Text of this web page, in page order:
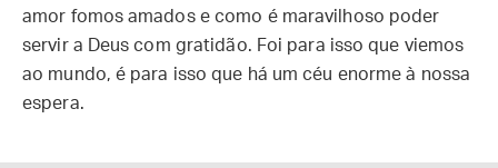
amor fomos amados e como é maravilhoso poder
servir a Deus com gratidão. Foi para isso que viemos
ao mundo, é para isso que há um céu enorme à nossa
espera.